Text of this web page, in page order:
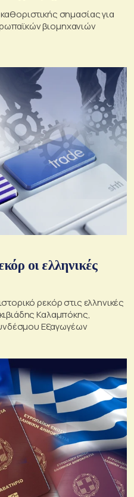
σημασίας για
βιομηχανιών
οι ελληνικές
ρεκόρ στις ελληνικές
Καλαμπόκης,
Εξαγωγέων